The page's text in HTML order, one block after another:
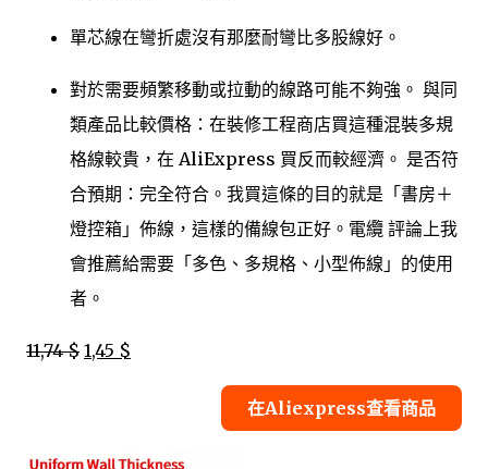
單芯線在彎折處沒有那麼耐彎比多股線好。
對於需要頻繁移動或拉動的線路可能不夠強。 與同
類產品比較價格：在裝修工程商店買這種混裝多規
格線較貴，在 AliExpress 買反而較經濟。 是否符
合預期：完全符合。我買這條的目的就是「書房＋
燈控箱」佈線，這樣的備線包正好。電纜 評論上我
會推薦給需要「多色、多規格、小型佈線」的使用
者。
11,74 $ 1,45 $
在Aliexpress查看商品